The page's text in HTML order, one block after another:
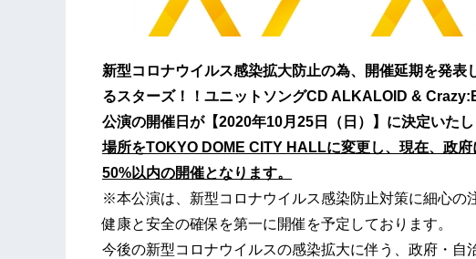
新型コロナウイルス感染拡大防止の為、開催延期を発
るスターズ！！ユニットソングCD ALKALOID &
公演の開催日が【2020年10月25日（日）】に決定いたし
場所をTOKYO DOME CITY HALLに変更し、現在、政
50%以内の開催となります。
※本公演は、新型コロナウイルス感染防止対策に細心の
健康と安全の確保を第一に開催を予定しております。
今後の新型コロナウイルスの感染拡大に伴う、政府・自